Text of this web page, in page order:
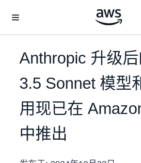
Anthropic 升级
3.5 Sonnet 模型
用现已在
中推出